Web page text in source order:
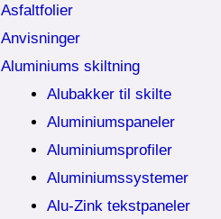
Asfaltfolier
Anvisninger
Aluminiums skiltning
Alubakker til skilte
Aluminiumspaneler
Aluminiumsprofiler
Aluminiumssystemer
Alu-Zink tekstpaneler